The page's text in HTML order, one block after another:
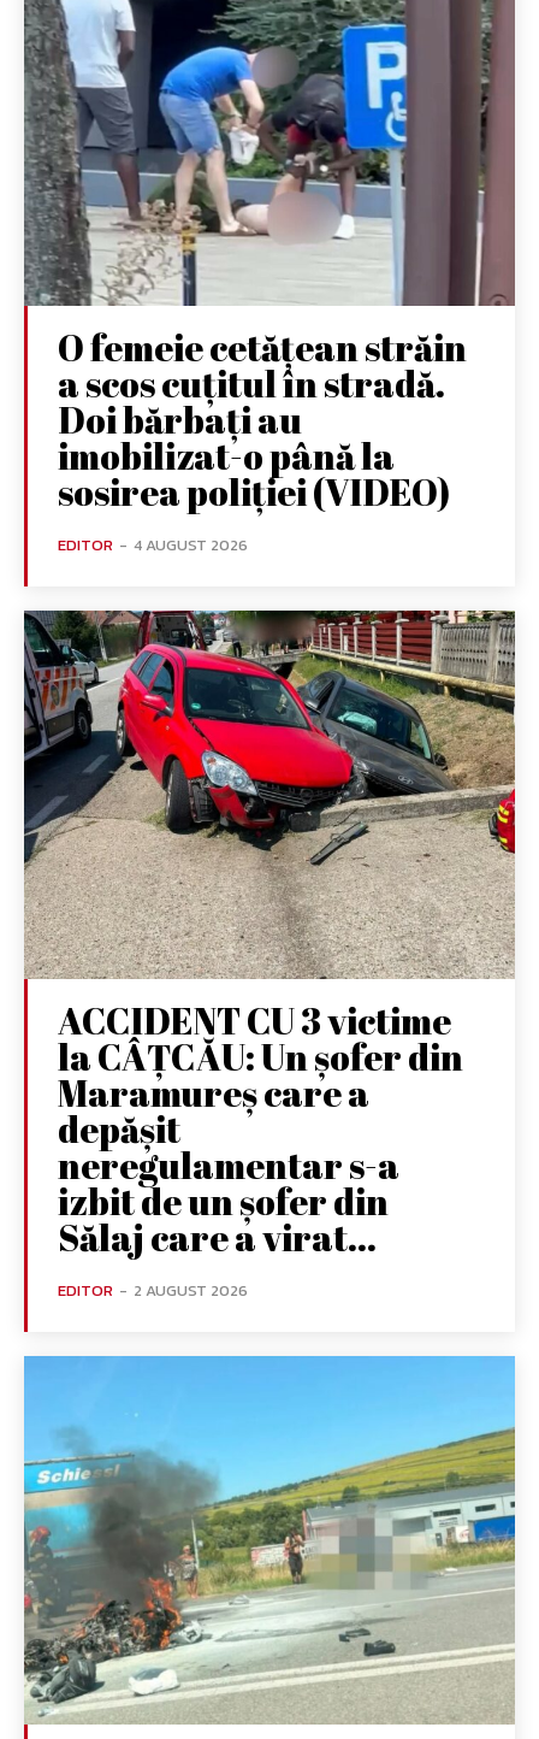
O femeie cetățean străin
a scos cuțitul în stradă.
Doi bărbați au
imobilizat-o până la
sosirea poliției (VIDEO)
EDITOR - 4 AUGUST 2026
ACCIDENT CU 3 victime
la CÂȚCĂU: Un șofer din
Maramureș care a
depășit
neregulamentar s-a
izbit de un șofer din
Sălaj care a virat...
EDITOR - 2 AUGUST 2026